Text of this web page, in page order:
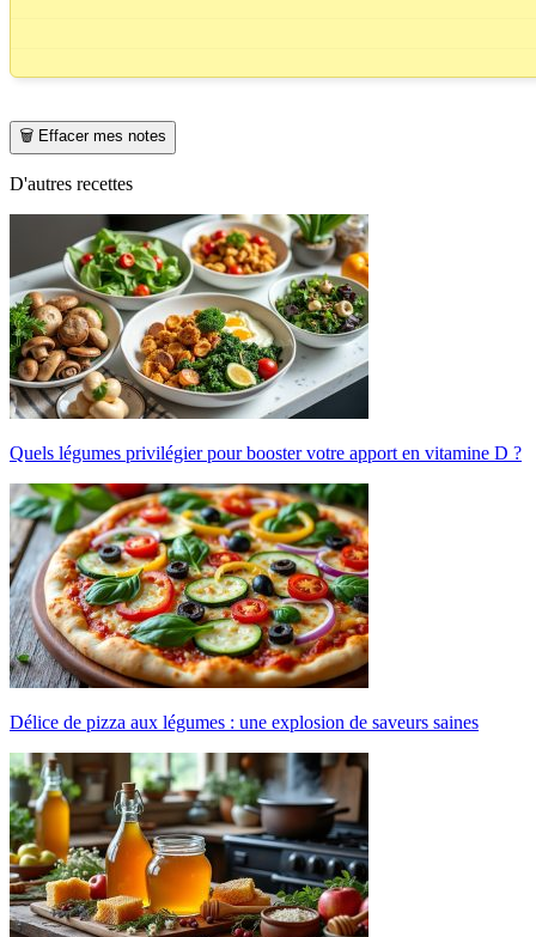
🗑️ Effacer mes notes
D'autres recettes
Quels légumes privilégier pour booster votre apport en vitamine D ?
Délice de pizza aux légumes : une explosion de saveurs saines